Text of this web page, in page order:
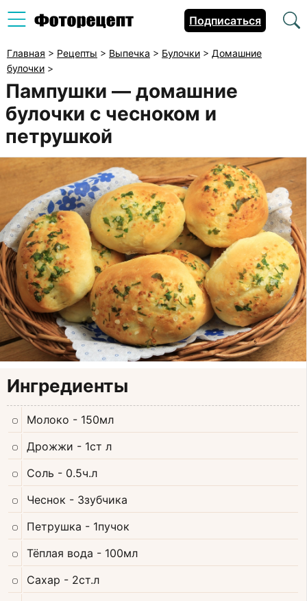
Подписаться
Главная > Рецепты > Выпечка > Булочки > Домашние
булочки >
Пампушки — домашние
булочки с чесноком и
петрушкой
Ингредиенты
Молоко - 150мл
Дрожжи - 1ст л
Соль - 0.5ч.л
Чеснок - 3зубчика
Петрушка - 1пучок
Тёплая вода - 100мл
Сахар - 2ст.л